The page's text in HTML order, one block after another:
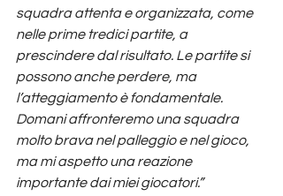
squadra attenta e organizzata, come
nelle prime tredici partite, a
prescindere dal risultato. Le partite si
possono anche perdere, ma
l’atteggiamento è fondamentale.
Domani affronteremo una squadra
molto brava nel palleggio e nel gioco,
ma mi aspetto una reazione
importante dai miei giocatori.”